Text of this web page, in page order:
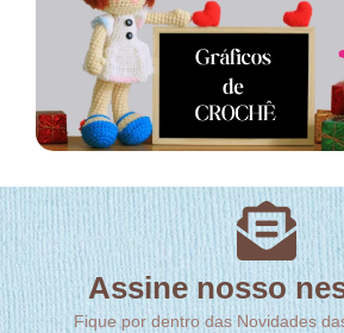
Assine nosso
Fique por dentro das Novidades